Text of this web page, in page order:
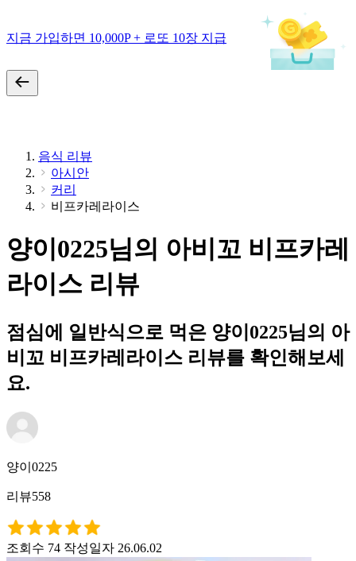
지금 가입하면 10,000P + 로또 10장 지급
음식 리뷰
아시안
커리
비프카레라이스
양이0225님의 아비꼬 비프카레
라이스 리뷰
점심에 일반식으로 먹은 양이0225님의 아
비꼬 비프카레라이스 리뷰를 확인해보세
요.
양이0225
리뷰558
조회수 74 작성일자 26.06.02